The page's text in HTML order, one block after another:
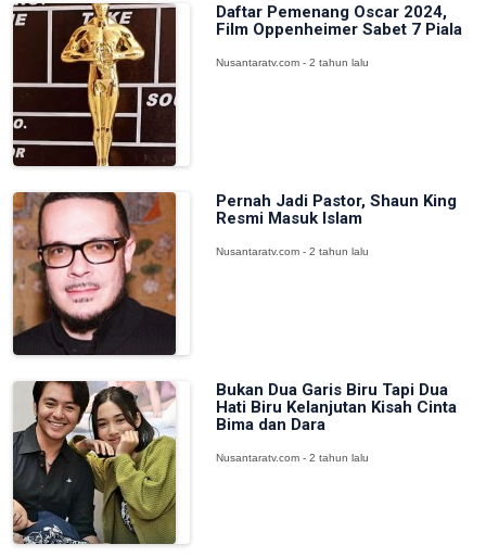
Daftar Pemenang Oscar 2024,
Film Oppenheimer Sabet 7 Piala
Nusantaratv.com - 2 tahun lalu
Pernah Jadi Pastor, Shaun King
Resmi Masuk Islam
Nusantaratv.com - 2 tahun lalu
Bukan Dua Garis Biru Tapi Dua
Hati Biru Kelanjutan Kisah Cinta
Bima dan Dara
Nusantaratv.com - 2 tahun lalu